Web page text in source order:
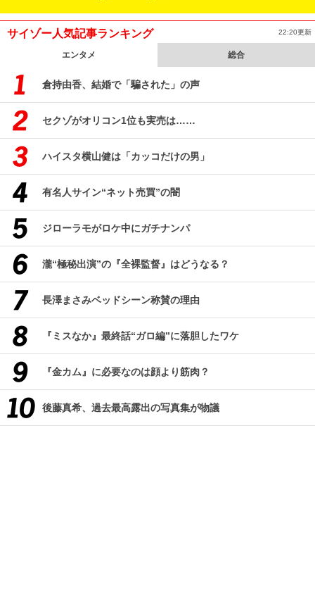
サイゾー人気記事ランキング 22:20更新
エンタメ 総合
倉持由香、結婚で「騙された」の声
セクゾがオリコン1位も実売は……
ハイスタ横山健は「カッコだけの男」
有名人サイン“ネット売買”の闇
ジローラモがロケ中にガチナンパ
瀧“極秘出演”の『全裸監督』はどうなる？
長澤まさみベッドシーン称賛の理由
『ミスなか』最終話“ガロ編”に落胆したワケ
『金カム』に必要なのは顔より筋肉？
後藤真希、過去最高露出の写真集が物議